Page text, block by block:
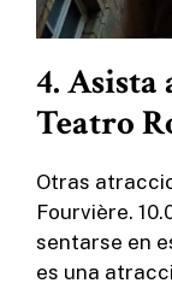
4. Asista
Teatro
Otras
Fourvière.
sentarse en
es una